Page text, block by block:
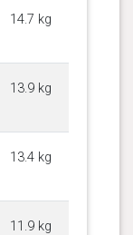
14.7 kg
13.9 kg
13.4 kg
11.9 kg